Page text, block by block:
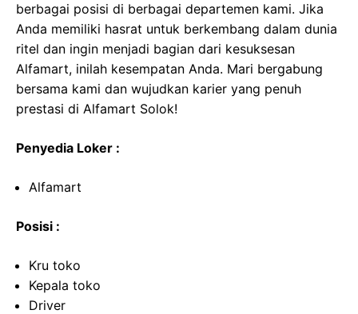
berbagai posisi di berbagai departemen kami. Jika
Anda memiliki hasrat untuk berkembang dalam dunia
ritel dan ingin menjadi bagian dari kesuksesan
Alfamart, inilah kesempatan Anda. Mari bergabung
bersama kami dan wujudkan karier yang penuh
prestasi di Alfamart Solok!
Penyedia Loker :
Alfamart
Posisi :
Kru toko
Kepala toko
Driver